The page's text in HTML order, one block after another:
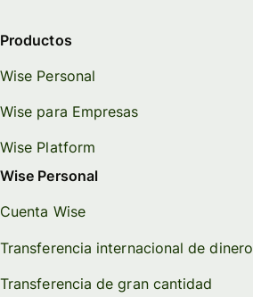
Productos
Wise Personal
Wise para Empresas
Wise Platform
Wise Personal
Cuenta Wise
Transferencia internacional de dinero
Transferencia de gran cantidad